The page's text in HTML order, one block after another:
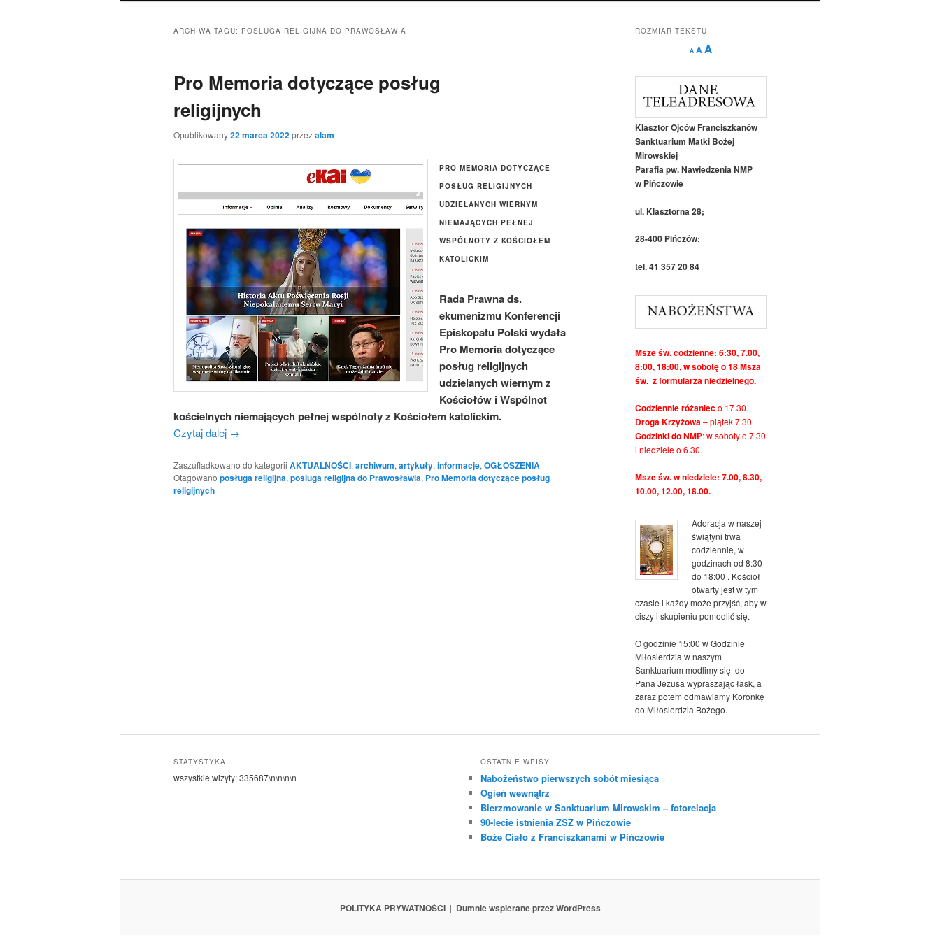
ARCHIWA TAGU: POSLUGA RELIGIJNA DO PRAWOSŁAWIA
Pro Memoria dotyczące posług
religijnych
Opublikowany22 marca 2022przezalam
PRO MEMORIA DOTYCZĄCE
POSŁUG RELIGIJNYCH
UDZIELANYCH WIERNYM
NIEMAJĄCYCH PEŁNEJ
WSPÓLNOTY Z KOŚCIOŁEM
KATOLICKIM
Rada Prawna ds.
ekumenizmu Konferencji
Episkopatu Polski wydała
Pro Memoria dotyczące
posług religijnych
udzielanych wiernym z
Kościołów i Wspólnot
kościelnych niemających pełnej wspólnoty z Kościołem katolickim.
Czytaj dalej →
Zaszufladkowano do kategorii AKTUALNOŚCI, archiwum, artykuły, informacje, OGŁOSZENIA |
Otagowano posługa religijna, posluga religijna do Prawosławia, Pro Memoria dotyczące posług
religijnych
ROZMIAR TEKSTU
A
Decrease
font
A Reset
AIncrease
size.
Klasztor Ojców Franciszkanów
Sanktuarium Matki Bożej
Mirowskiej
Parafia pw. Nawiedzenia NMP
w Pińczowie
ul. Klasztorna 28;
28-400 Pińczów;
tel. 41 357 20 84
Msze św. codzienne: 6:30, 7.00,
8:00, 18:00, w sobotę o 18 Msza
św. z formularza niedzielnego.
Codziennie różanieco 17.30.
Droga Krzyżowa– piątek 7.30.
Godzinki do NMP: w soboty o 7.30
i niedziele o 6.30.
Msze św. w niedziele: 7.00, 8.30,
10.00, 12.00, 18.00.
Adoracja w naszej
świątyni trwa
codziennie, w
godzinach od 8:30
do 18:00 . Kościół
otwarty jest w tym
czasie i każdy może przyjść, aby w
ciszy i skupieniu pomodlić się.
O godzinie 15:00 w Godzinie
Miłosierdzia w naszym
Sanktuarium modlimy się do
Pana Jezusa wypraszając łask, a
zaraz potem odmawiamy Koronkę
do Miłosierdzia Bożego.
STATYSTYKA
wszystkie wizyty:335687\n\n\n\n
OSTATNIE WPISY
Nabożeństwo pierwszych sobót miesiąca
Ogień wewnątrz
Bierzmowanie w Sanktuarium Mirowskim – fotorelacja
90-lecie istnienia ZSZ w Pińczowie
Boże Ciało z Franciszkanami w Pińczowie
POLITYKA PRYWATNOŚCI Dumnie wspierane przez WordPress